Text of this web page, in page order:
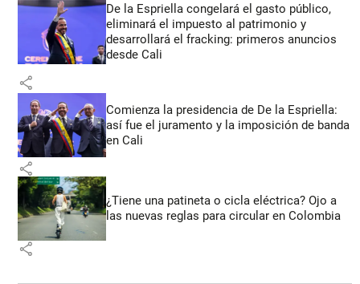
De la Espriella congelará el gasto público,
eliminará el impuesto al patrimonio y
desarrollará el fracking: primeros anuncios
desde Cali
share
Comienza la presidencia de De la Espriella:
así fue el juramento y la imposición de banda
en Cali
share
¿Tiene una patineta o cicla eléctrica? Ojo a
las nuevas reglas para circular en Colombia
share